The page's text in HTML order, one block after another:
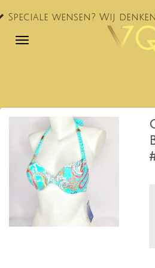
Ga
naar
Wij denken graag met